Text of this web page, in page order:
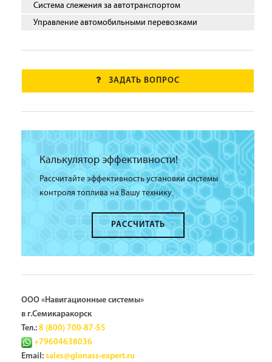
Система слежения за автотранспортом
Управление автомобильными перевозками
ЗАДАТЬ ВОПРОС
Калькулятор эффективности!
Рассчитайте эффективность установки системы
контроля топлива на Вашу технику.
РАССЧИТАТЬ
ООО «Навигационные системы»
в г.Семикаракорск
Тел.: 8 (800) 700-87-55
+79604638036
Email: sales@glonass-expert.ru